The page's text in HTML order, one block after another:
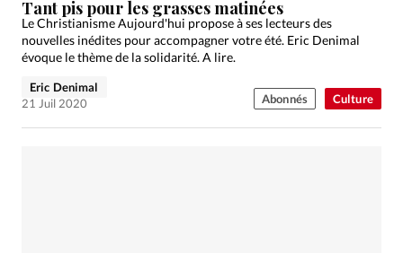
Devise:CHF
RUBRIQUES
Actualité internationale
Chronique
Culture
Dossier
Eglises Foi Génération réveil
Monde
Culture
Tant pis pour les grasses matinées
Le Christianisme Aujourd'hui propose à ses lecteurs des
nouvelles inédites pour accompagner votre été. Eric Denimal
évoque le thème de la solidarité. A lire.
Eric Denimal
21 Juil 2020
Abonnés